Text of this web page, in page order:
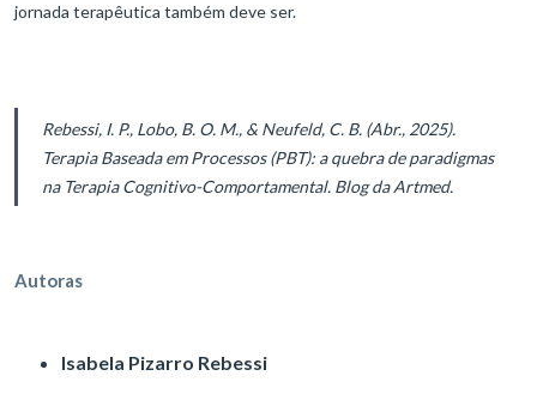
jornada terapêutica também deve ser.
Rebessi, I. P., Lobo, B. O. M., & Neufeld, C. B. (Abr., 2025).
Terapia Baseada em Processos (PBT): a quebra de paradigmas
na Terapia Cognitivo-Comportamental. Blog da Artmed.
Autoras
Isabela Pizarro Rebessi